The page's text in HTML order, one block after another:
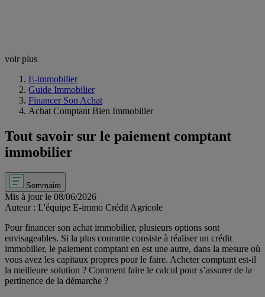
voir plus
E-immobilier
Guide Immobilier
Financer Son Achat
Achat Comptant Bien Immobilier
Tout savoir sur le paiement comptant
immobilier
Sommaire
Mis à jour le 08/06/2026
Auteur : L'équipe E-immo Crédit Agricole
Pour financer son achat immobilier, plusieurs options sont
envisageables. Si la plus courante consiste à réaliser un crédit
immobilier, le paiement comptant en est une autre, dans la mesure où
vous avez les capitaux propres pour le faire. Acheter comptant est-il
la meilleure solution ? Comment faire le calcul pour s’assurer de la
pertinence de la démarche ?